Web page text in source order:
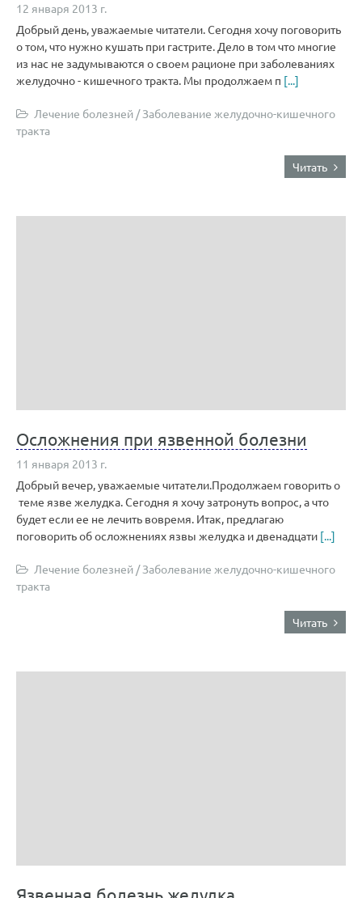
12 января 2013 г.
Добрый день, уважаемые читатели. Сегодня хочу поговорить
о том, что нужно кушать при гастрите. Дело в том что многие
из нас не задумываются о своем рационе при заболеваниях
желудочно - кишечного тракта. Мы продолжаем п [...]
Лечение болезней /Заболевание желудочно-кишечного
тракта
Читать
Осложнения при язвенной болезни
11 января 2013 г.
Добрый вечер, уважаемые читатели.Продолжаем говорить о
теме язве желудка. Сегодня я хочу затронуть вопрос, а что
будет если ее не лечить вовремя. Итак, предлагаю
поговорить об осложнениях язвы желудка и двенадцати [...]
Лечение болезней /Заболевание желудочно-кишечного
тракта
Читать